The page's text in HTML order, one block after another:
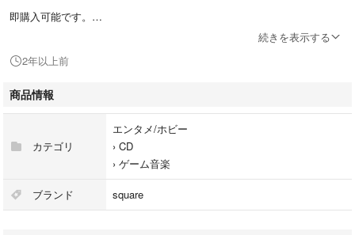
即購入可能です。
#FINALFANTASYⅨ
#サントラ
#スクエア
続きを表示する
2年以上前
商品情報
カテゴリ
エンタメ/ホビー
› CD
› ゲーム音楽
ブランド square